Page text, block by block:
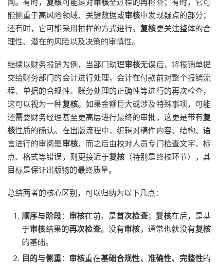
同。有时，复核可能是对审核全过程的再检查；有时，它可
能侧重于高风险领域、关键数据或审核中发现疑点的部分；
还有时，它可能采用抽样的方式进行。复核更关注整体的合
理性、潜在的风险以及决策的审慎性。
继续以财务报销为例，当部门助理审核无误后，将报销单提
交给财务部门的会计进行处理，会计在付款前对整个报销流
程、单据的合规性、账务处理的正确性等进行的再次检查，
这可以视为一种复核。如果金额巨大或涉及特殊事项，可能
还需要财务经理甚至更高层进行最终的审批，这更是带有复
核性质的确认。在出版流程中，编辑对稿件内容、结构、语
言进行的审阅是审核，而之后由校对人员专门检查文字、标
点、格式等错误，则更接近于复核 （特别是终校环节），其
目标是保证出版物的最终质量。
总结两者的核心区别，可以归纳为以下几点：
顺序与阶段： 审核在前，是首次检查； 复核在后，是基
于审核结果的再次检查。没有审核，通常也就没有复核
的基础。
目的与侧重： 审核重在基础合规性、准确性、完整性的